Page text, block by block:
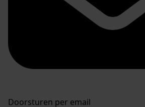
Doorsturen per email